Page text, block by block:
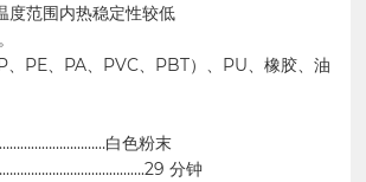
度范围内热稳定性较低
、PE、PA、PVC、PBT）、PU、橡胶、油
白色粉末
分钟